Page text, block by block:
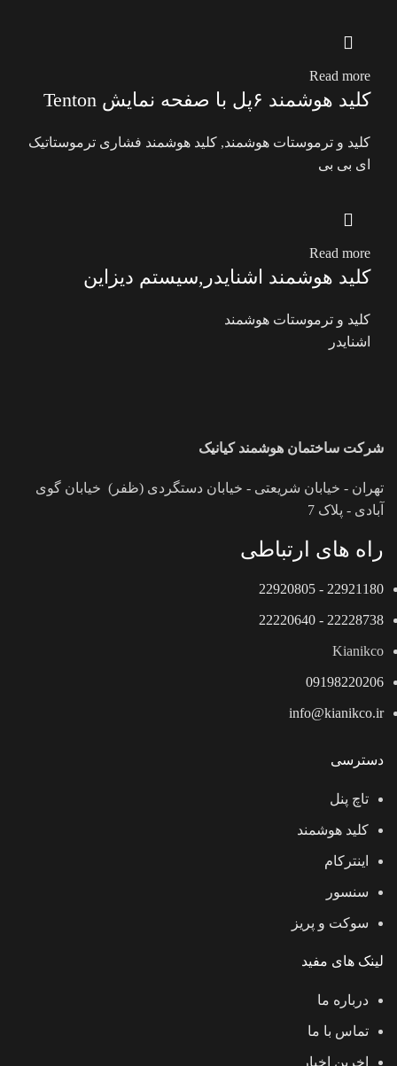
Read more
کلید هوشمند ۶پل با صفحه نمایش Tenton
کلید و ترموستات هوشمند, کلید هوشمند فشاری ترموستاتیک
ای بی بی
Read more
کلید هوشمند اشنایدر,سیستم دیزاین
کلید و ترموستات هوشمند
اشنایدر
شرکت ساختمان هوشمند کیانیک
تهران - خیابان شریعتی - خیابان دستگردی (ظفر) خیابان گوی
آبادی - پلاک 7
راه های ارتباطی
22921180 - 22920805
22228738 - 22220640
Kianikco
09198220206
info@kianikco.ir
دسترسی
تاچ پنل
کلید هوشمند
اینترکام
سنسور
سوکت و پریز
لینک های مفید
درباره ما
تماس با ما
اخرین اخبار